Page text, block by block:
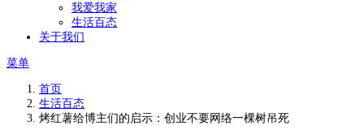
我爱我家
生活百态
关于我们
菜单
首页
生活百态
烤红薯给博主们的启示：创业不要网络一棵树吊死